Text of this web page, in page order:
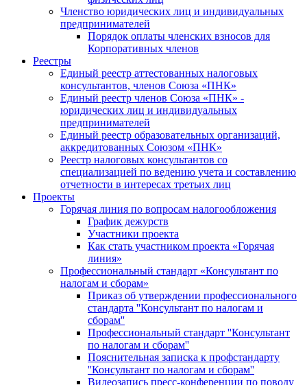
Членство юридических лиц и индивидуальных
предпринимателей
Порядок оплаты членских взносов для
Корпоративных членов
Реестры
Единый реестр аттестованных налоговых
консультантов, членов Союза «ПНК»
Единый реестр членов Союза «ПНК» -
юридических лиц и индивидуальных
предпринимателей
Единый реестр образовательных организаций,
аккредитованных Союзом «ПНК»
Реестр налоговых консультантов со
специализацией по ведению учета и составлению
отчетности в интересах третьих лиц
Проекты
Горячая линия по вопросам налогообложения
График дежурств
Участники проекта
Как стать участником проекта «Горячая
линия»
Профессиональный стандарт «Консультант по
налогам и сборам»
Приказ об утверждении профессионального
стандарта ''Консультант по налогам и
сборам''
Профессиональный стандарт ''Консультант
по налогам и сборам''
Пояснительная записка к профстандарту
''Консультант по налогам и сборам''
Видеозапись пресс-конференции по поводу